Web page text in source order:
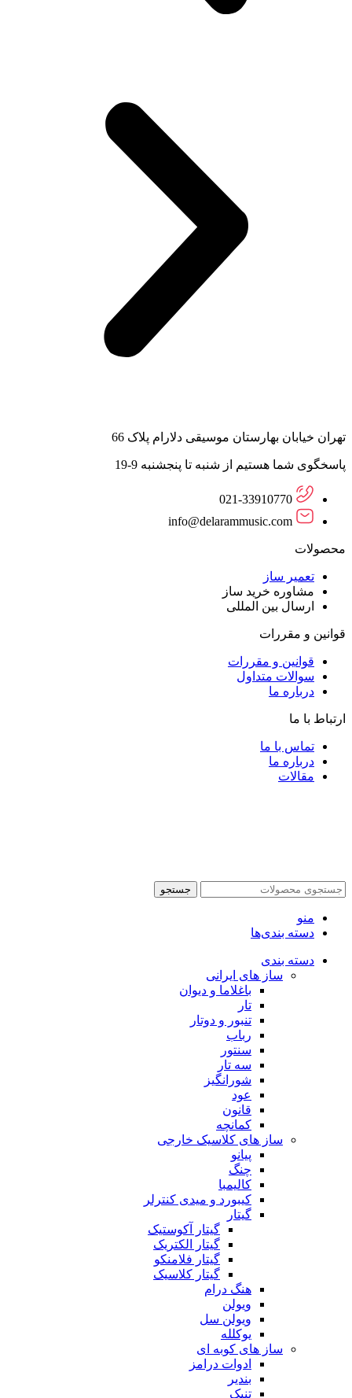
تهران خیابان بهارستان موسیقی دلارام پلاک 66
پاسخگوی شما هستیم از شنبه تا پنجشنبه 9-19
021-33910770
info@delarammusic.com
محصولات
تعمیر ساز
مشاوره خرید ساز
ارسال بین المللی
قوانین و مقررات
قوانین و مقررات
سوالات متداول
درباره ما
ارتباط با ما
تماس با ما
درباره ما
مقالات
جستجو
منو
دسته بندی‌ها
دسته بندی
ساز های ایرانی
باغلاما و دیوان
تار
تنبور و دوتار
رباب
سنتور
سه تار
شورانگیز
عود
قانون
کمانچه
ساز های کلاسیک خارجی
پیانو
چنگ
کالیمبا
کیبورد و میدی کنترلر
گیتار
گیتار آکوستیک
گیتار الکتریک
گیتار فلامنکو
گیتار کلاسیک
هنگ درام
ویولن
ویولن سل
یوکلله
ساز های کوبه ای
ادوات درامز
بندیر
تنبک